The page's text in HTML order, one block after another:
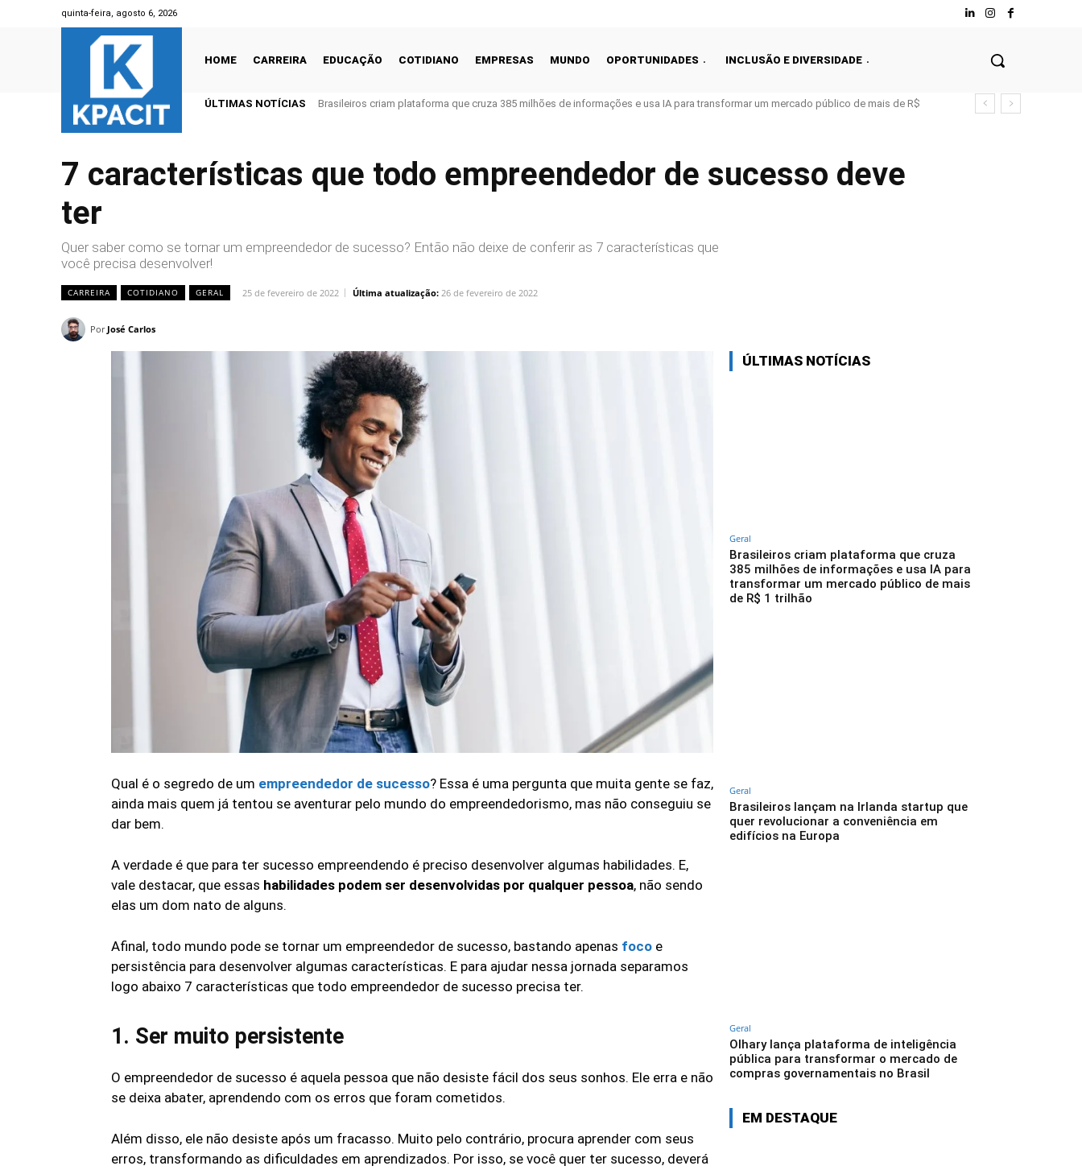
quinta-feira, agosto 6, 2026
HOME CARREIRA EDUCAÇÃO COTIDIANO EMPRESAS MUNDO OPORTUNIDADES INCLUSÃO E DIVERSIDADE
ÚLTIMAS NOTÍCIAS
Brasileiros criam plataforma que cruza 385 milhões de informações e usa IA para transformar um mercado público de mais de R$
7 características que todo empreendedor de sucesso deve
ter
Quer saber como se tornar um empreendedor de sucesso? Então não deixe de conferir as 7 características que
você precisa desenvolver!
CARREIRA COTIDIANO GERAL 25 de fevereiro de 2022 Última atualização: 26 de fevereiro de 2022
Por José Carlos
Qual é o segredo de um empreendedor de sucesso? Essa é uma pergunta que muita gente se faz,
ainda mais quem já tentou se aventurar pelo mundo do empreendedorismo, mas não conseguiu se
dar bem.
A verdade é que para ter sucesso empreendendo é preciso desenvolver algumas habilidades. E,
vale destacar, que essas habilidades podem ser desenvolvidas por qualquer pessoa, não sendo
elas um dom nato de alguns.
Afinal, todo mundo pode se tornar um empreendedor de sucesso, bastando apenas foco e
persistência para desenvolver algumas características. E para ajudar nessa jornada separamos
logo abaixo 7 características que todo empreendedor de sucesso precisa ter.
1. Ser muito persistente
O empreendedor de sucesso é aquela pessoa que não desiste fácil dos seus sonhos. Ele erra e não
se deixa abater, aprendendo com os erros que foram cometidos.
Além disso, ele não desiste após um fracasso. Muito pelo contrário, procura aprender com seus
erros, transformando as dificuldades em aprendizados. Por isso, se você quer ter sucesso, deverá
ÚLTIMAS NOTÍCIAS
Geral
Brasileiros criam plataforma que cruza
385 milhões de informações e usa IA para
transformar um mercado público de mais
de R$ 1 trilhão
Geral
Brasileiros lançam na Irlanda startup que
quer revolucionar a conveniência em
edifícios na Europa
Geral
Olhary lança plataforma de inteligência
pública para transformar o mercado de
compras governamentais no Brasil
EM DESTAQUE